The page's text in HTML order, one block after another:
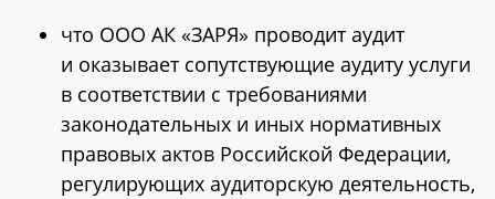
что ООО АК «ЗАРЯ» проводит аудит
и оказывает сопутствующие аудиту услуги
в соответствии с требованиями
законодательных и иных нормативных
правовых актов Российской Федерации,
регулирующих аудиторскую деятельность,